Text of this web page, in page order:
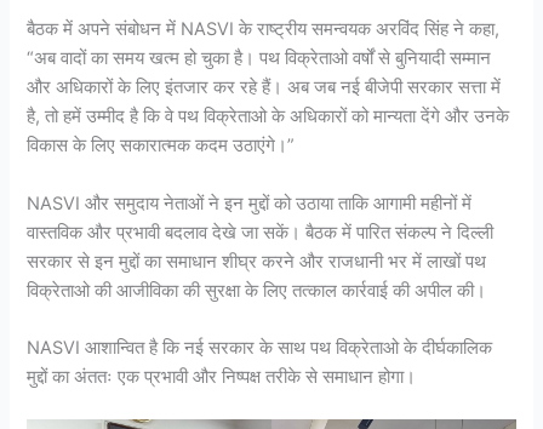
बैठक में अपने संबोधन में NASVI के राष्ट्रीय समन्वयक अरविंद सिंह ने कहा,
“अब वादों का समय खत्म हो चुका है। पथ विक्रेताओ वर्षों से बुनियादी सम्मान
और अधिकारों के लिए इंतजार कर रहे हैं। अब जब नई बीजेपी सरकार सत्ता में
है, तो हमें उम्मीद है कि वे पथ विक्रेताओ के अधिकारों को मान्यता देंगे और उनके
विकास के लिए सकारात्मक कदम उठाएंगे।”
NASVI और समुदाय नेताओं ने इन मुद्दों को उठाया ताकि आगामी महीनों में
वास्तविक और प्रभावी बदलाव देखे जा सकें। बैठक में पारित संकल्प ने दिल्ली
सरकार से इन मुद्दों का समाधान शीघ्र करने और राजधानी भर में लाखों पथ
विक्रेताओ की आजीविका की सुरक्षा के लिए तत्काल कार्रवाई की अपील की।
NASVI आशान्वित है कि नई सरकार के साथ पथ विक्रेताओ के दीर्घकालिक
मुद्दों का अंततः एक प्रभावी और निष्पक्ष तरीके से समाधान होगा।